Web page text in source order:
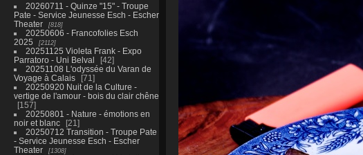
20260711 - Quinze "15" - Troupe
Pate - Service Jeunesse Esch - Escher
Theater
818
20250606 - Francofolies Esch
2025
2112
20251125 Violeta Frank - Expo
Parratoro - Uni Belval
42
20251108 L'odyssée du Varan de
Voyage à Calais
71
20250920 Nuit de la Culture -
vertige de l'amour - bois du clair chêne
157
20250801 - Nature - émotions en
noir et blanc
21
20250712 Transition - Troupe Pate
- Service Jeunesse Esch - Escher
Theater
1308